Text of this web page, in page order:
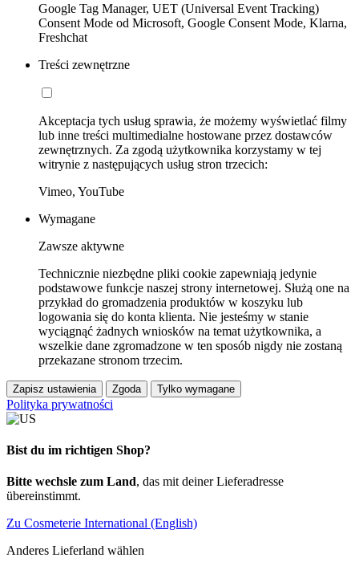
Google Tag Manager, UET (Universal Event Tracking)
Consent Mode od Microsoft, Google Consent Mode, Klarna,
Freshchat
Treści zewnętrzne
Akceptacja tych usług sprawia, że możemy wyświetlać filmy
lub inne treści multimedialne hostowane przez dostawców
zewnętrznych. Za zgodą użytkownika korzystamy w tej
witrynie z następujących usług stron trzecich:
Vimeo, YouTube
Wymagane
Zawsze aktywne
Technicznie niezbędne pliki cookie zapewniają jedynie
podstawowe funkcje naszej strony internetowej. Służą one na
przykład do gromadzenia produktów w koszyku lub
logowania się do konta klienta. Nie jesteśmy w stanie
wyciągnąć żadnych wniosków na temat użytkownika, a
wszelkie dane zgromadzone w ten sposób nigdy nie zostaną
przekazane stronom trzecim.
Zapisz ustawienia Zgoda Tylko wymagane
Polityka prywatności
Bist du im richtigen Shop?
Bitte wechsle zum Land, das mit deiner Lieferadresse
übereinstimmt.
Zu Cosmeterie International (English)
Anderes Lieferland wählen